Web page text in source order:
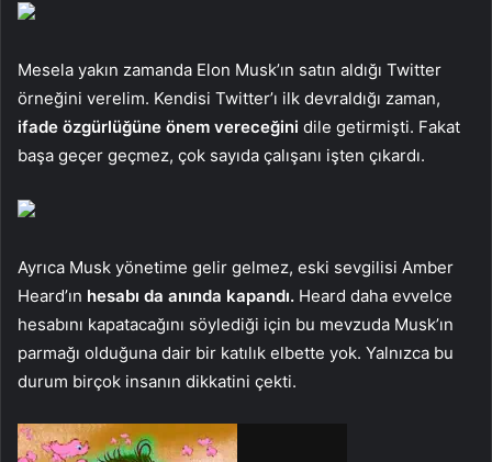
Mesela yakın zamanda Elon Musk’ın satın aldığı Twitter
örneğini verelim. Kendisi Twitter’ı ilk devraldığı zaman,
ifade özgürlüğüne önem vereceğini dile getirmişti. Fakat
başa geçer geçmez, çok sayıda çalışanı işten çıkardı.
Ayrıca Musk yönetime gelir gelmez, eski sevgilisi Amber
Heard’ın hesabı da anında kapandı. Heard daha evvelce
hesabını kapatacağını söylediği için bu mevzuda Musk’ın
parmağı olduğuna dair bir katılık elbette yok. Yalnızca bu
durum birçok insanın dikkatini çekti.